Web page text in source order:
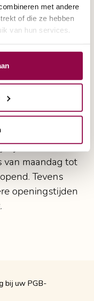
met andere
of die ze hebben
van hun services.
kunt u niet
wij zijn
voor het
reparaties aan
deSterling elite
contact
van maandag tot
Tevens
openingstijden
bij uw PGB-